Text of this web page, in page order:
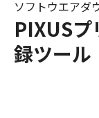
PIXUS
録ツール
ソフトウエアダ